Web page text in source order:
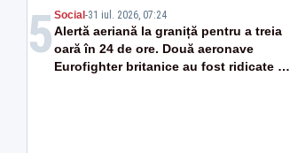
5 Social-31 iul. 2026, 07:24
Alertă aeriană la graniță pentru a treia
oară în 24 de ore. Două aeronave
Eurofighter britanice au fost ridicate de